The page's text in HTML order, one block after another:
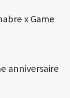
x Game
anniversaire